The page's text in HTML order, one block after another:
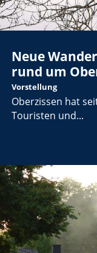
Neue
rund um
Vorstellung
Oberzissen hat
Touristen und...